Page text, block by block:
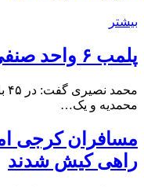
بیشتر
پلمب ۶ واحد صنفی در شهرستان البرز
محمدیه و یک…
مسافران کرجی
راهی کیش شدند